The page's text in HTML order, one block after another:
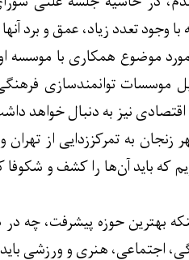
وجود تعدد زیاد، عمق و برد
موضوع همکاری با موسسه
موسسات توانمندسازی
نیز به دنبال خواهد
به تمرکززدایی از
که باید آن‌ها را کشف و شکوفا
بهترین حوزه پیشرفت،
اجتماعی، هنری و ورزشی